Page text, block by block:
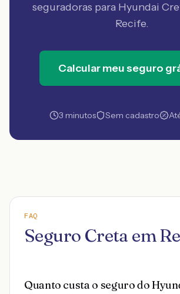
seguradoras para Hyundai
Recife.
Calcular meu seguro
3 minutos Sem cadastro
FAQ
Seguro Creta em
Quanto custa o seguro do